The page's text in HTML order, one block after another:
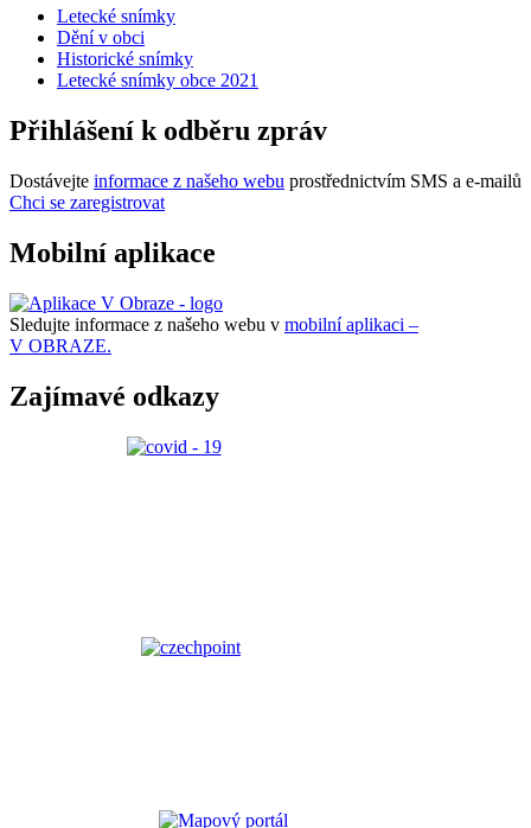
Letecké snímky
Dění v obci
Historické snímky
Letecké snímky obce 2021
Přihlášení k odběru zpráv
Dostávejte informace z našeho webu prostřednictvím SMS a e-mailů
Chci se zaregistrovat
Mobilní aplikace
Sledujte informace z našeho webu v mobilní aplikaci –
V OBRAZE.
Zajímavé odkazy